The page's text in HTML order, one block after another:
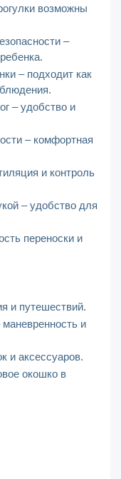
возможны
–
– подходит как
– удобство и
– комфортная
и контроль
– удобство для
переноски и
и путешествий.
и
и аксессуаров.
окошко в